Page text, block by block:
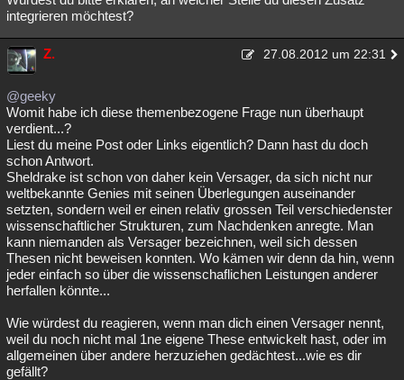
integrieren möchtest?
Z. 27.08.2012 um 22:31
@geeky
Womit habe ich diese themenbezogene Frage nun überhaupt
verdient...?
Liest du meine Post oder Links eigentlich? Dann hast du doch
schon Antwort.
Sheldrake ist schon von daher kein Versager, da sich nicht nur
weltbekannte Genies mit seinen Überlegungen auseinander
setzten, sondern weil er einen relativ grossen Teil verschiedenster
wissenschaftlicher Strukturen, zum Nachdenken anregte. Man
kann niemanden als Versager bezeichnen, weil sich dessen
Thesen nicht beweisen konnten. Wo kämen wir denn da hin, wenn
jeder einfach so über die wissenschaflichen Leistungen anderer
herfallen könnte...
Wie würdest du reagieren, wenn man dich einen Versager nennt,
weil du noch nicht mal 1ne eigene These entwickelt hast, oder im
allgemeinen über andere herzuziehen gedächtest...wie es dir
gefällt?